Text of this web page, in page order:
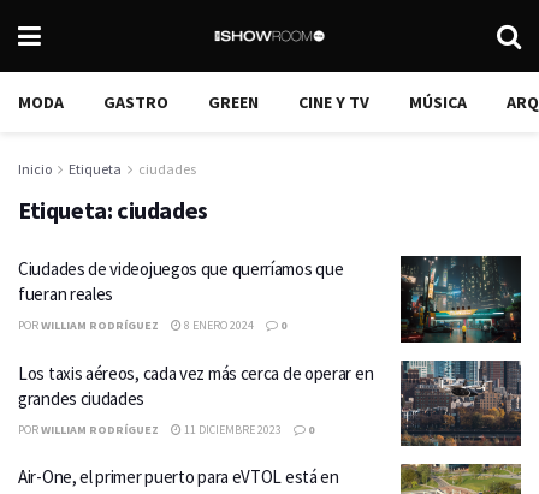
MODA GASTRO GREEN CINE Y TV MÚSICA
Inicio Etiqueta ciudades
Etiqueta: ciudades
Ciudades de videojuegos que querríamos que
fueran reales
PORWILLIAM RODRÍGUEZ 8 ENERO 2024 0
Los taxis aéreos, cada vez más cerca de operar en
grandes ciudades
PORWILLIAM RODRÍGUEZ 11 DICIEMBRE 2023 0
Air-One, el primer puerto para eVTOL está en